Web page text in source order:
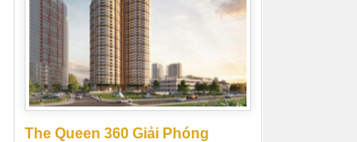
The Queen 360 Giải Phóng